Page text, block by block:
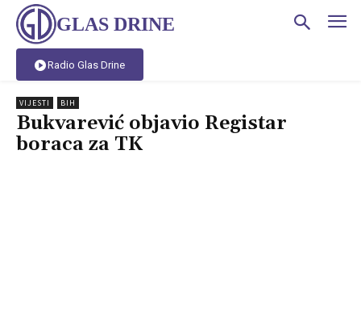
GLAS DRINE
Radio Glas Drine
VIJESTI BIH
Bukvarević objavio Registar
boraca za TK